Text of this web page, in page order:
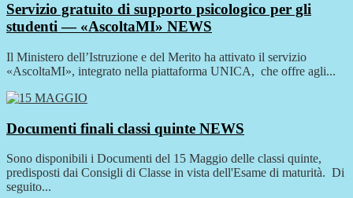
Servizio gratuito di supporto psicologico per gli
studenti — «AscoltaMI» NEWS
Il Ministero dell’Istruzione e del Merito ha attivato il servizio
«AscoltaMI», integrato nella piattaforma UNICA, che offre agli...
Documenti finali classi quinte NEWS
Sono disponibili i Documenti del 15 Maggio delle classi quinte,
predisposti dai Consigli di Classe in vista dell'Esame di maturità. Di
seguito...